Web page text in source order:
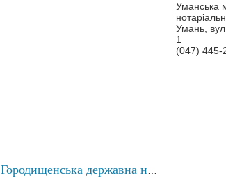
Уманська
Умань,
1
(047) 445-